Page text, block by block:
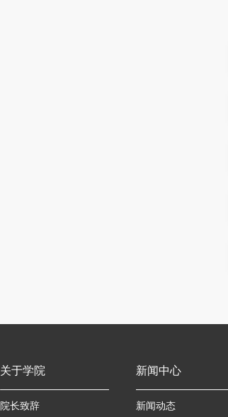
关于学院
院长致辞
新闻中心
新闻动态